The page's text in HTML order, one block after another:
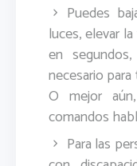
Puedes
luces, elevar
en
necesario
O mejor
comandos
Para las